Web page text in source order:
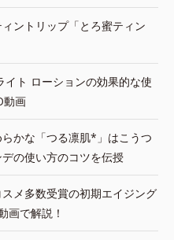
ントリップ「とろ蜜ティン
イト ローションの効果的な使
動画
らかな「つる凛肌*」はこうつ
の使い方のコツを伝授
メ多数受賞の初期エイジング
画で解説！